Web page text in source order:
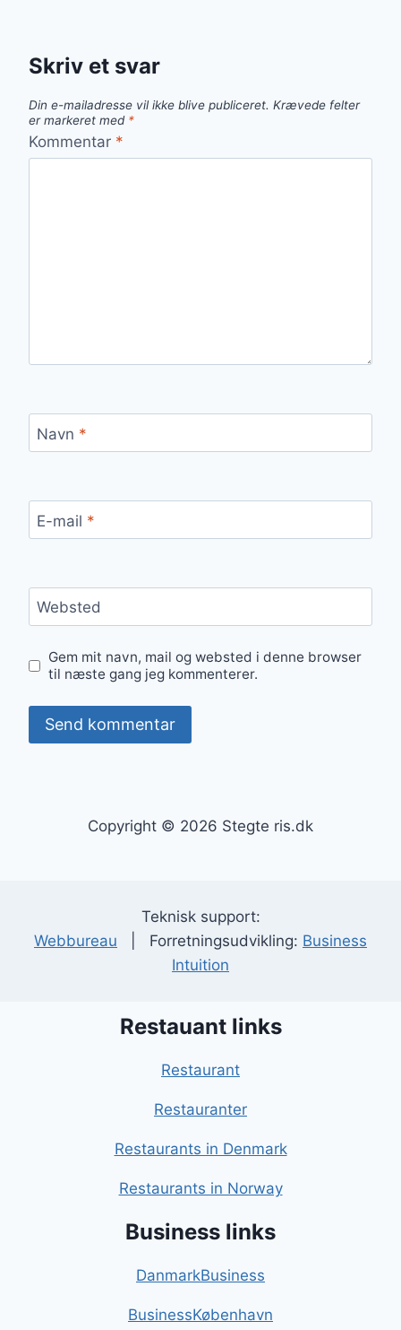
Skriv et svar
Din e-mailadresse vil ikke blive publiceret. Krævede felter
er markeret med *
Kommentar *
Navn *
E-mail *
Websted
Gem mit navn, mail og websted i denne browser
til næste gang jeg kommenterer.
Copyright © 2026 Stegte ris.dk
Teknisk support:
Webbureau | Forretningsudvikling: Business
Intuition
Restauant links
Restaurant
Restauranter
Restaurants in Denmark
Restaurants in Norway
Business links
DanmarkBusiness
BusinessKøbenhavn